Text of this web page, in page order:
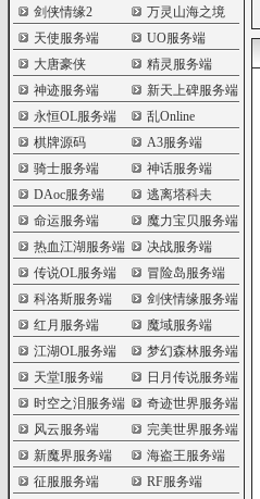
剑侠情缘2
万灵山海之境
天使服务端
UO服务端
大唐豪侠
精灵服务端
神迹服务端
新天上碑服务端
永恒OL服务端
乱Online
棋牌源码
A3服务端
骑士服务端
神话服务端
DAoc服务端
逃离塔科夫
命运服务端
魔力宝贝服务端
热血江湖服务端
决战服务端
传说OL服务端
冒险岛服务端
科洛斯服务端
剑侠情缘服务端
红月服务端
魔域服务端
江湖OL服务端
梦幻森林服务端
天堂I服务端
日月传说服务端
时空之泪服务端
奇迹世界服务端
风云服务端
完美世界服务端
新魔界服务端
海盗王服务端
征服服务端
RF服务端